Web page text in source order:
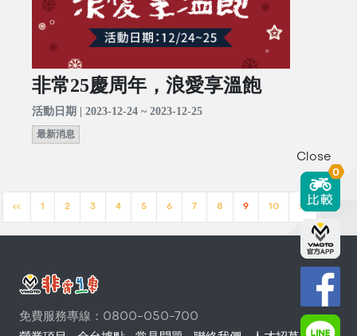
非常25慶周年，浪愛享溫飽
活動日期 | 2023-12-24 ~ 2023-12-25
最新消息
<< 1 2 3 4 5 6 7 8 9 10 >>
免費服務專線：0800-050-700
Close
0